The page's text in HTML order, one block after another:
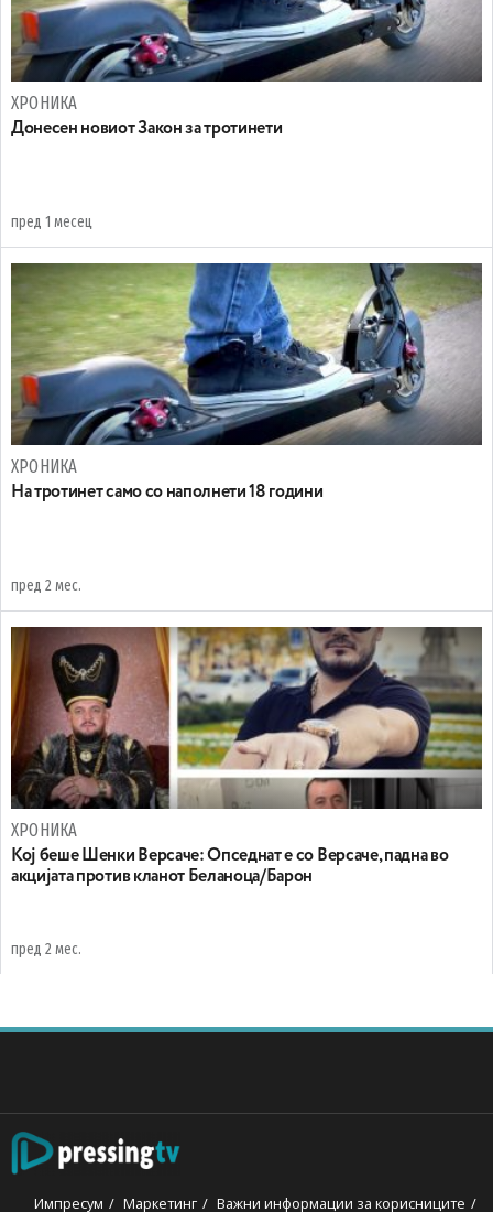
ХРОНИКА
Донесен новиот Закон за тротинети
пред 1 месец
ХРОНИКА
На тротинет само со наполнети 18 години
пред 2 мес.
ХРОНИКА
Koj беше Шенки Версаче: Oпседнат е со Версаче, падна во
акцијата против кланот Беланоца/Барон
пред 2 мес.
Импресум Маркетинг Важни информации за корисниците